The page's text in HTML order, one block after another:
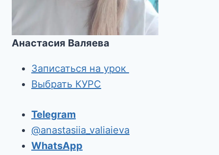
Анастасия Валяева
Записаться на урок
Выбрать КУРС
Telegram
@anastasiia_valiaieva
WhatsApp